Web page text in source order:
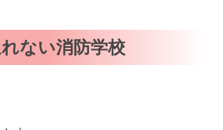
ない消防学校